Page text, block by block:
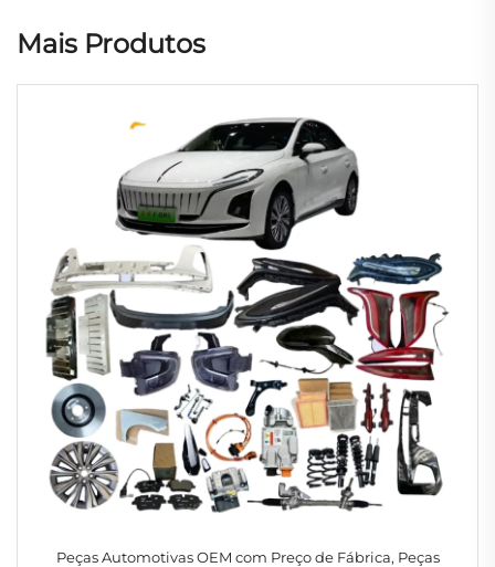
Mais Produtos
Peças Automotivas OEM com Preço de Fábrica, Peças